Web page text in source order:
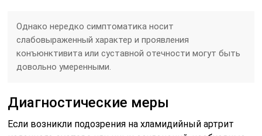
Однако нередко симптоматика носит
слабовыраженный характер и проявления
конъюнктивита или суставной отечности могут быть
довольно умеренными.
Диагностические меры
Если возникли подозрения на хламидийный артрит